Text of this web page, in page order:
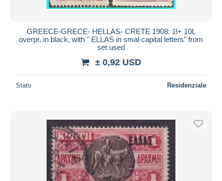
GREECE-GRECE- HELLAS- CRETE 1908: 1l+ 10L
overpr. in black, with " ELLAS in smal capital letters" from
set used
± 0,92 USD
Stato Residenziale